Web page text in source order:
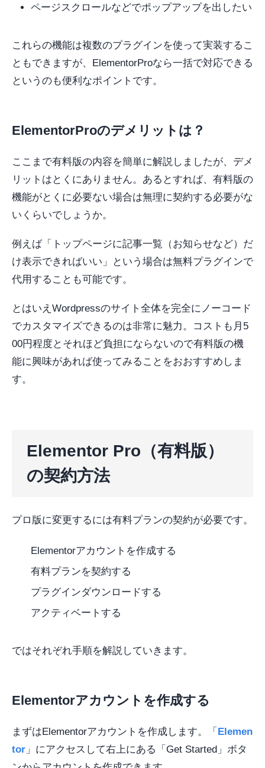
ページスクロールなどでポップアップを出したい
これらの機能は複数のプラグインを使って実装するこ
ともできますが、ElementorProなら一括で対応できる
というのも便利なポイントです。
ElementorProのデメリットは？
ここまで有料版の内容を簡単に解説しましたが、デメ
リットはとくにありません。あるとすれば、有料版の
機能がとくに必要ない場合は無理に契約する必要がな
いくらいでしょうか。
例えば「トップページに記事一覧（お知らせなど）だ
け表示できればいい」という場合は無料プラグインで
代用することも可能です。
とはいえWordpressのサイト全体を完全にノーコード
でカスタマイズできるのは非常に魅力。コストも月5
00円程度とそれほど負担にならないので有料版の機
能に興味があれば使ってみることをおおすすめしま
す。
Elementor Pro（有料版）
の契約方法
プロ版に変更するには有料プランの契約が必要です。
Elementorアカウントを作成する
有料プランを契約する
プラグインダウンロードする
アクティベートする
ではそれぞれ手順を解説していきます。
Elementorアカウントを作成する
まずはElementorアカウントを作成します。「 Elemen
tor 」にアクセスして右上にある「Get Started」ボタ